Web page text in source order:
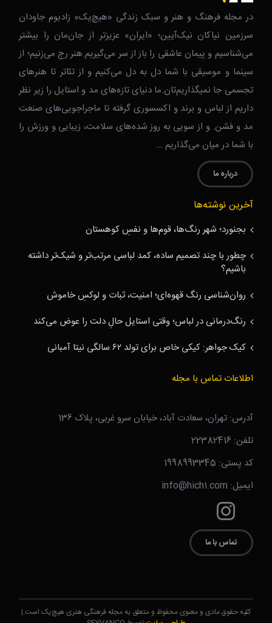
در مجله فرهنگ و هنر و سبک زندگی‌ «هیچ‌یک» زادبوم جاودان
سرزمین نیاکان نیک‌‌‌آیین؛ «ایران» عزیزتر از جان‌مان را بیشتر
می‌شناسیم و پیمان عاشقی را باز از سر می‌گیریم.هنر رج می‌زنیم؛ از
سینما و موسیقی با شما دل به دل می‌کنیم و از تئاتر تا هنرهای
تجسمی جا نمیگذاریم‌تان.ما دنیای تازه‌های مد و استایل را زیر نظر
داریم از لباس و برند و اکسسوری گرفته تا ماجراجویی‌های صنعت
مد و فشن. و از سویی به روز شده‌های سلامت، زیبایی و ورزش را
با شما در میان می‌گذاریم …
درباره ما
آخرین نوشته‌ها
بجنورد؛ شهر رنگ‌ها، قوم‌ها و نفسِ کوهستان
چطور با چند تصمیم ساده، کمد لباسی مرتب‌تر و شیک‌تر داشته
باشیم؟
روان‌شناسی رنگ قهوه‌ای؛ امنیت، ثبات و لوکسِ خاموش
رنگ‌درمانی در لباس؛ وقتی استایل حالِ دلت را عوض می‌کند
کیک جواهر: کیکی خاص برای تولد ۶۲ سالگی نیتا آمبانی
اطلاعات تماس با مجله
آدرس: تهران، سعادت آباد، خیابان سرو غربی، پلاک 136
تلفن: 22382416
کد پستی: 1998993345
ایمیل: info@hich1.com
تماس با ما
کلیه حقوق مادی و معنوی محفوظ و متعلق به مجله فرهنگی هنری هیچ‌یک است.|